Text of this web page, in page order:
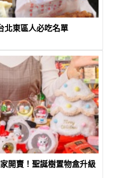
北東區人必吃名單
開賣！聖誕樹置物盒升級